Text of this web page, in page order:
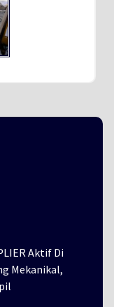
Aktif Di
Mekanikal,